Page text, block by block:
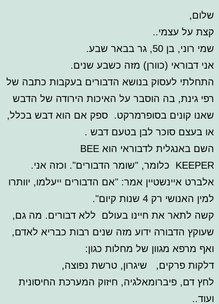
שלום,
קצת על עצמי..
שמי רוני, בן 50, גר בבאר שבע.
אני דבוראי (כוורן) מזה כשבע שנים.
התחלתי לעסוק בנושא הדבורים בעקבות כתבה של
רפי גינת, בה הוסבר על האיכות הירודה של הדבש
שאנו קונים בסופרמרקט. ספק אם הוא דבש בכלל,
או בעצם סוכר לבן בטעם דבש .
השם באנגלית לדבוראי הוא BEE
KEEPER כלומר, "שומר הדבורים". וכזה אני.
אלברט איינשטיין אמר: "אם הדבורים ייעלמו, יוותרו
למין האנושי רק 4 שנות קיום".
קשה לתאר את חיינו בעולם ללא דבורים. מה גם,
שעוקץ הדבורה ידוע מזה שנים רבות כבריא לאדם,
ואף מרפא מגוון של מחלות כגון:
דלקות פרקים, שיגרון, טרשת נפוצה,
לחץ דם, פיברומאלגיה, חיזוק המערכת החיסונית
ועוד..